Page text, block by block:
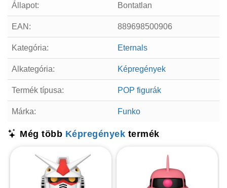
Állapot: Bontatlan
EAN: 889698500906
Kategória: Eternals
Alkategória: Képregények
Termék típusa: POP figurák
Márka: Funko
Még több Képregények termék